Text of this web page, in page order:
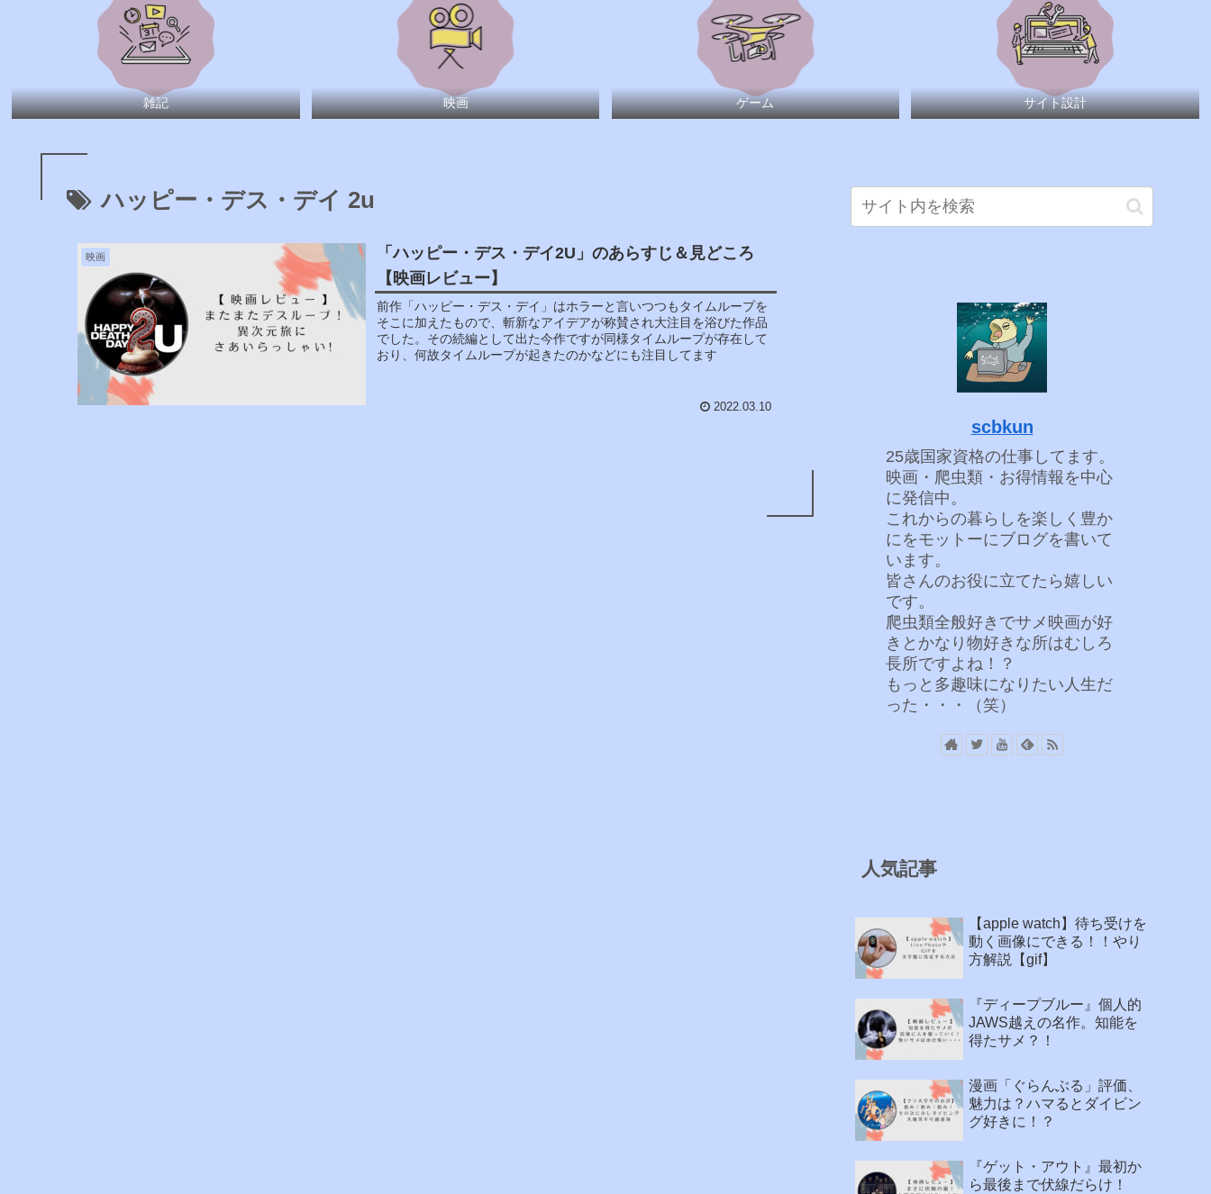
雑記 映画 ゲーム サイト設計
ハッピー・デス・デイ 2u
映画
「ハッピー・デス・デイ2U」のあらすじ＆見どころ
【映画レビュー】
前作「ハッピー・デス・デイ」はホラーと言いつつもタイムループを
そこに加えたもので、斬新なアイデアが称賛され大注目を浴びた作品
でした。その続編として出た今作ですが同様タイムループが存在して
おり、何故タイムループが起きたのかなどにも注目してます
2022.03.10
scbkun
25歳国家資格の仕事してます。
映画・爬虫類・お得情報を中心
に発信中。
これからの暮らしを楽しく豊か
にをモットーにブログを書いて
います。
皆さんのお役に立てたら嬉しい
です。
爬虫類全般好きでサメ映画が好
きとかなり物好きな所はむしろ
長所ですよね！？
もっと多趣味になりたい人生だ
った・・・（笑）
人気記事
【apple watch】待ち受けを
動く画像にできる！！やり
方解説【gif】
『ディープブルー』個人的
JAWS越えの名作。知能を
得たサメ？！
漫画「ぐらんぶる」評価、
魅力は？ハマるとダイビン
グ好きに！？
『ゲット・アウト』最初か
ら最後まで伏線だらけ！